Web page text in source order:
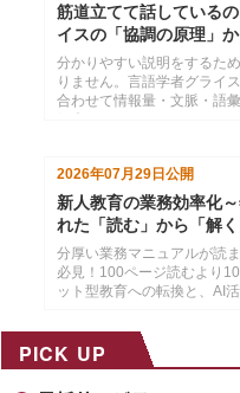
筋道立てて話している
イスの「協調の原理」
分かりやすい説明をするた
りません。言語学者グライ
合わせて情報量・文脈・語
2026年07月29日公開
新人教育の業務効率化
れた「読む」から「解
分厚い業務マニュアルが読
必見！100ページ読むより
ット型教育への転換と、AI
PICK UP